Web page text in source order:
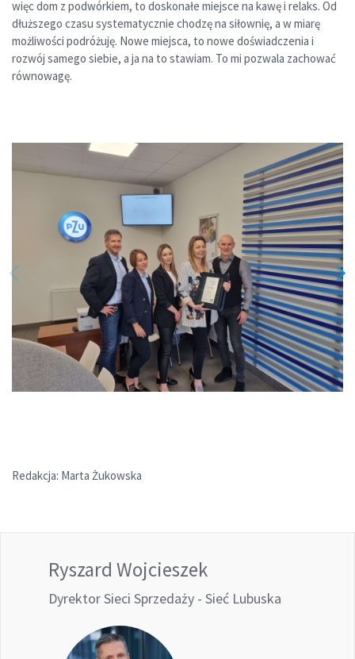
więc dom z podwórkiem, to doskonałe miejsce na kawę i relaks. Od
dłuższego czasu systematycznie chodzę na siłownię, a w miarę
możliwości podróżuję. Nowe miejsca, to nowe doświadczenia i
rozwój samego siebie, a ja na to stawiam. To mi pozwala zachować
równowagę.
Redakcja: Marta Żukowska
Ryszard Wojcieszek
Dyrektor Sieci Sprzedaży - Sieć Lubuska